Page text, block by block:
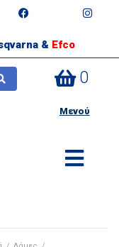
& Efco
0
Μενού